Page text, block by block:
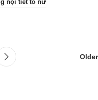
nội tiết tố nữ
Older